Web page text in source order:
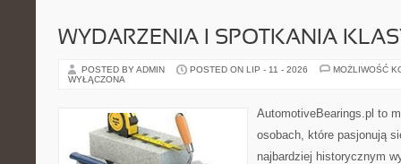
WYDARZENIA I SPOTKANIA
POSTED BY ADMIN POSTED ON LIP - 11 - 2026
MOŻLIWOŚĆ
WYŁĄCZONA
AutomotiveBearings.pl to
osobach, które pasjonują
najbardziej historycznym